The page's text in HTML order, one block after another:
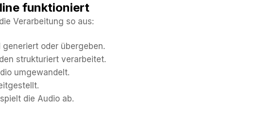
funktioniert
Verarbeitung so aus:
generiert oder übergeben.
strukturiert verarbeitet.
umgewandelt.
die Audio ab.